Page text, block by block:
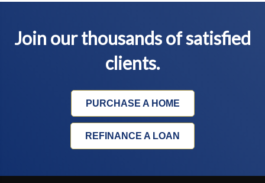
Join our thousands of satisfied
clients.
PURCHASE A HOME
REFINANCE A LOAN